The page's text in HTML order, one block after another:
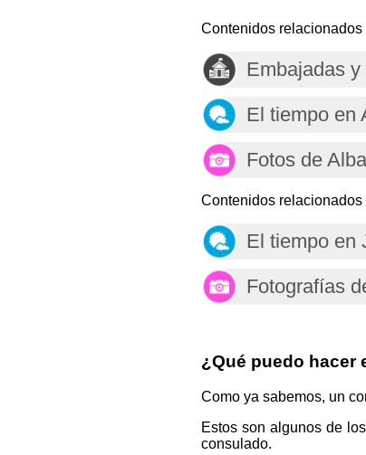
Contenidos relacionados
Embajadas
El tiempo en
Fotos de
Contenidos relacionados
El tiempo en
Fotografías
¿Qué puedo hacer
Como ya sabemos, un
Estos son algunos de
consulado.